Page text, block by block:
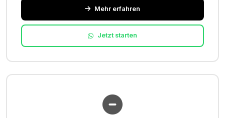
Mehr erfahren
Jetzt starten